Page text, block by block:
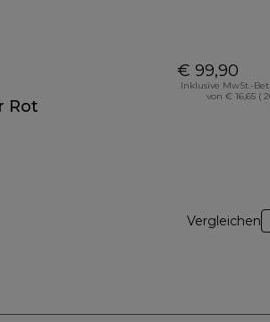
Rot
€ 99,90
Inklusive MwSt.-
von € 16,65 (
Vergleichen